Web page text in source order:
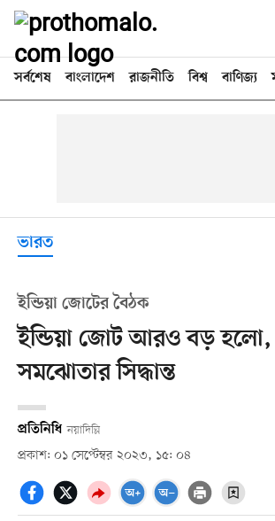
সর্বশেষ বাংলাদেশ রাজনীতি বিশ্ব বাণিজ্য
ভারত
ইন্ডিয়া জোটের বৈঠক
ইন্ডিয়া জোট আরও বড়
সমঝোতার সিদ্ধান্ত
প্রতিনিধি নয়াদিল্লি
প্রকাশ: ০১ সেপ্টেম্বর ২০২৩, ১৫: ০৪